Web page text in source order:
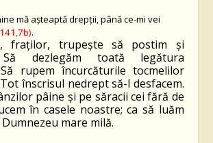
mă aşteaptă drepţii, până ce-mi vei
.
fraţilor, trupeşte să postim şi
Să dezlegăm toată legătura
rupem încurcăturile tocmelilor
înscrisul nedrept să-l desfacem.
pâine şi pe săracii cei fără de
în casele noastre; ca să luăm
mare milă.